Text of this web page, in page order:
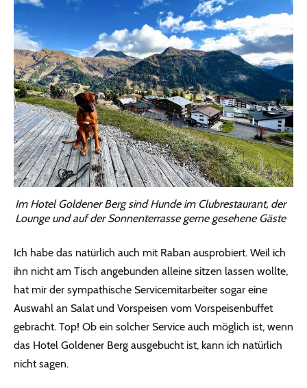
Im Hotel Goldener Berg sind Hunde im Clubrestaurant, der
Lounge und auf der Sonnenterrasse gerne gesehene Gäste
Ich habe das natürlich auch mit Raban ausprobiert. Weil ich
ihn nicht am Tisch angebunden alleine sitzen lassen wollte,
hat mir der sympathische Servicemitarbeiter sogar eine
Auswahl an Salat und Vorspeisen vom Vorspeisenbuffet
gebracht. Top! Ob ein solcher Service auch möglich ist, wenn
das Hotel Goldener Berg ausgebucht ist, kann ich natürlich
nicht sagen.